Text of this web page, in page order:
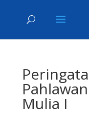
Mulia I